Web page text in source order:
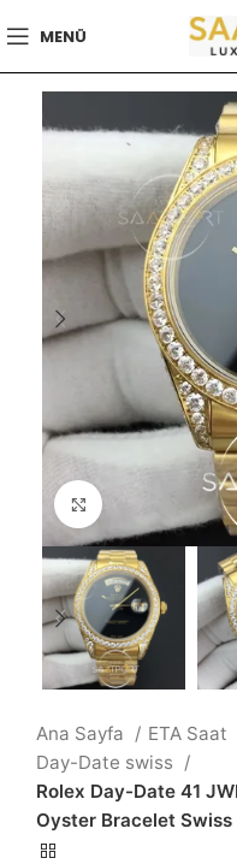
MENÜ
Büyütmek için
Ana Sayfa ETA Saat
Day-Date swiss
Rolex Day-Date 41
Oyster Bracelet Swiss